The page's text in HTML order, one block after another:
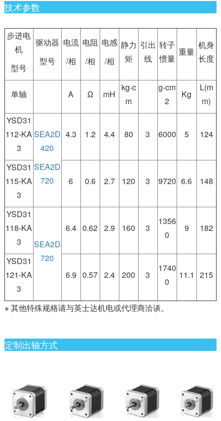
技术参数
步进电
机
型号
驱动器
型号
电流
/相
电阻
/相
电感
/相
静力
矩
引出
线
转子
惯量
重量
机身
长度
单轴 A Ω mH
kg-c
m
g-cm
2
Kg
L(m
m)
YSD31
112-KA
3
SEA2D
420
SEA2D
720
4.3 1.2 4.4 80 3 6000 5 124
YSD31
115-KA
3
6 0.6 2.7 120 3 9720 6.6 148
YSD31
118-KA
3
SEA2D
720
6.4 0.62 2.9 160 3
1356
0
9 182
YSD31
121-KA
3
6.9 0.57 2.4 200 3
1740
0
11.1 215
※ 其他特殊规格请与英士达机电或代理商洽谈。
定制出轴方式